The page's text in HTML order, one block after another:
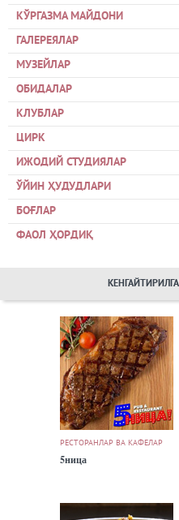
КЎРГАЗМА МАЙДОНИ
ГАЛЕРЕЯЛАР
МУЗЕЙЛАР
ОБИДАЛАР
КЛУБЛАР
ЦИРК
ИЖОДИЙ СТУДИЯЛАР
ЎЙИН ҲУДУДЛАРИ
БОҒЛАР
ФАОЛ ҲОРДИҚ
РЕСТОРАНЛАР ВА КАФЕЛАР
5ница